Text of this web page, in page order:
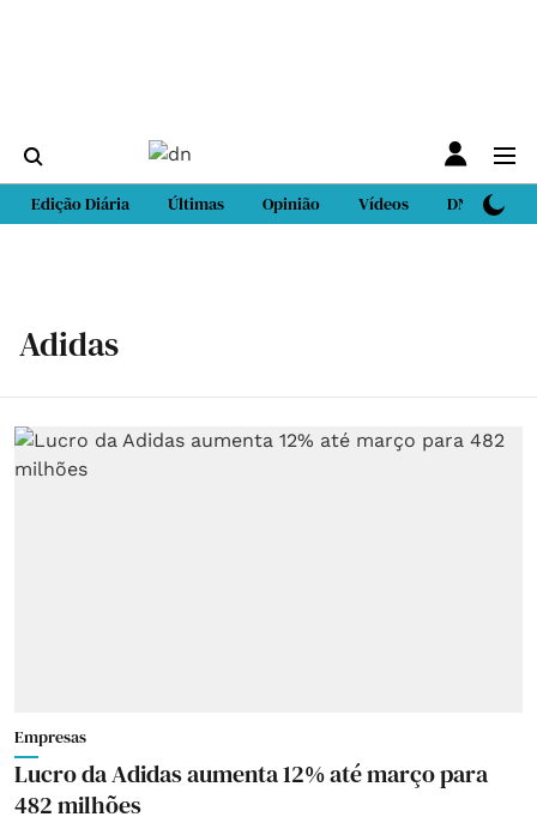
Edição Diária Últimas Opinião Vídeos DN Sport
Adidas
Empresas
Lucro da Adidas aumenta 12% até março para
482 milhões